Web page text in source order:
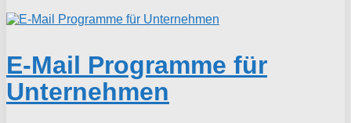
E-Mail Programme für
Unternehmen